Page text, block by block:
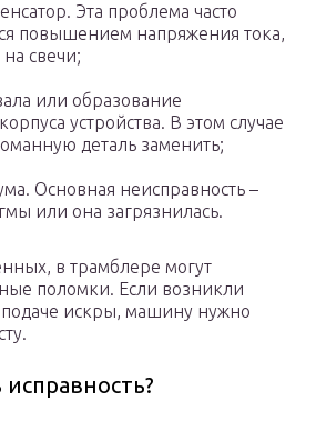
Эта проблема часто
повышением напряжения тока,
свечи;
или образование
устройства. В этом случае
деталь заменить;
Основная неисправность –
или она загрязнилась.
в трамблере могут
поломки. Если возникли
искры, машину нужно